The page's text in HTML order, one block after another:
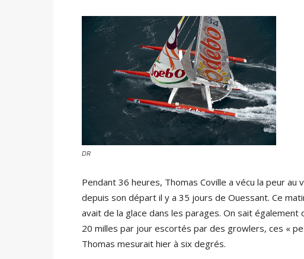
DR
Pendant 36 heures, Thomas Coville a vécu la peur
depuis son départ il y a 35 jours de Ouessant. Ce
avait de la glace dans les parages. On sait
20 milles par jour escortés par des growlers, ces «
Thomas mesurait hier à six degrés.